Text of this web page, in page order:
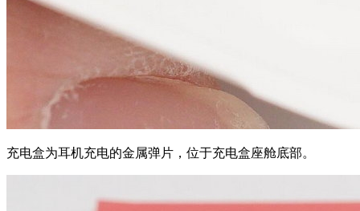
充电盒为耳机充电的金属弹片，位于充电盒座舱底部。